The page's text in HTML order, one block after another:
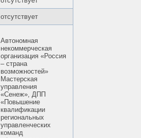
отсутствует
Автономная
некоммерческая
организация «Россия
– страна
возможностей»
Мастерская
управления
«Сенеж», ДПП
«Повышение
квалификации
региональных
управленческих
команд